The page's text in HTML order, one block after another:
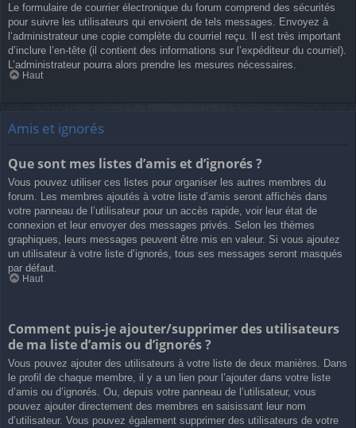
Le formulaire de courrier électronique du forum comprend des sécurités
pour suivre les utilisateurs qui envoient de tels messages. Envoyez à
l’administrateur une copie complète du courriel reçu. Il est très important
d’inclure l’en-tête (il contient des informations sur l’expéditeur du courriel).
L’administrateur pourra alors prendre les mesures nécessaires.
Haut
Amis et ignorés
Que sont mes listes d’amis et d’ignorés ?
Vous pouvez utiliser ces listes pour organiser les autres membres du
forum. Les membres ajoutés à votre liste d’amis seront affichés dans
votre panneau de l’utilisateur pour un accès rapide, voir leur état de
connexion et leur envoyer des messages privés. Selon les thèmes
graphiques, leurs messages peuvent être mis en valeur. Si vous ajoutez
un utilisateur à votre liste d’ignorés, tous ses messages seront masqués
par défaut.
Haut
Comment puis-je ajouter/supprimer des utilisateurs
de ma liste d’amis ou d’ignorés ?
Vous pouvez ajouter des utilisateurs à votre liste de deux manières. Dans
le profil de chaque membre, il y a un lien pour l’ajouter dans votre liste
d’amis ou d’ignorés. Ou, depuis votre panneau de l’utilisateur, vous
pouvez ajouter directement des membres en saisissant leur nom
d’utilisateur. Vous pouvez également supprimer des utilisateurs de votre